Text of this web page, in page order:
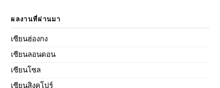
ผลงานที่ผ่านมา
เซียนฮ่องกง
เซียนลอนดอน
เซียนโซล
เซียนสิงคโปร์